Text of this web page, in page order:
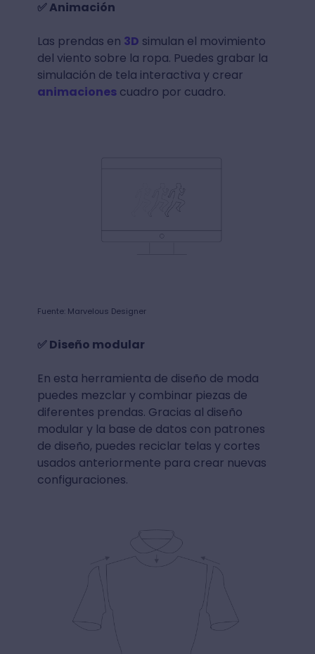
✅ Animación
Las prendas en 3D simulan el movimiento
del viento sobre la ropa. Puedes grabar la
simulación de tela interactiva y crear
animacionescuadro por cuadro.
Fuente: Marvelous Designer
✅ Diseño modular
En esta herramienta de diseño de moda
puedes mezclar y combinar piezas de
diferentes prendas. Gracias al diseño
modular y la base de datos con patrones
de diseño, puedes reciclar telas y cortes
usados anteriormente para crear nuevas
configuraciones.